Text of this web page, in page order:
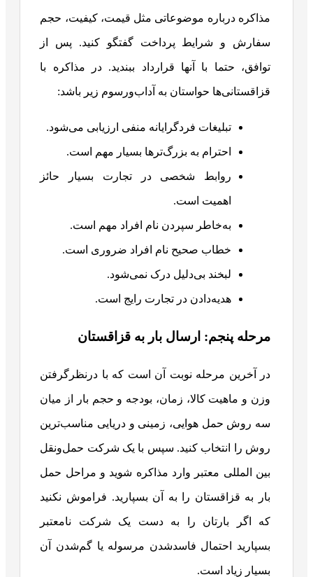
مذاکره درباره موضوعاتی مثل قیمت، کیفیت، حجم
سفارش و شرایط پرداخت گفتگو کنید. پس از
توافق، حتما با آنها قرارداد ببندید. در مذاکره با
قزاقستانی‌ها حواستان به آداب‌ورسوم زیر باشد:
تبلیغات فردگرایانه منفی ارزیابی می‌شود.
احترام به بزرگ‌ترها بسیار مهم است.
روابط شخصی در تجارت بسیار حائز
اهمیت است.
به‌خاطر سپردن نام افراد مهم است.
خطاب صحیح نام افراد ضروری است.
لبخند بی‌دلیل درک نمی‌شود.
هدیه‌دادن در تجارت رایج است.
مرحله پنجم: ارسال بار به قزاقستان
در آخرین مرحله نوبت آن است که با درنظرگرفتن
وزن و ماهیت کالا، زمان، بودجه و حجم بار از میان
سه روش حمل هوایی، زمینی و دریایی مناسب‌ترین
روش را انتخاب کنید. سپس با یک شرکت حمل‌ونقل
بین المللی معتبر وارد مذاکره شوید و مراحل حمل
بار به قزاقستان را به آن بسپارید. فراموش نکنید
که اگر بارتان را به دست یک شرکت نامعتبر
بسپارید احتمال فاسدشدن مرسوله یا گم‌شدن آن
بسیار زیاد است.